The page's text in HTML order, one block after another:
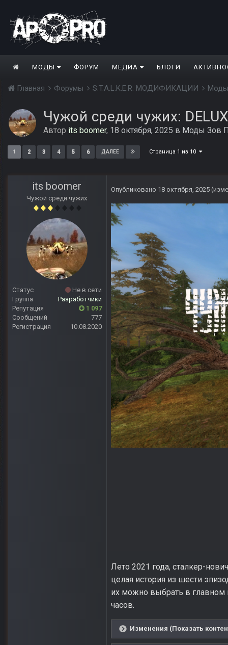
МОДЫ ФОРУМ МЕДИА БЛОГИ
Главная Форумы S.T.A.L.K.E.R. МОДИФИКАЦИИ
Чужой среди чужих:
Автор its boomer, 18 октября, 2025 в Моды Зов
1 2 3 4 5 6 ДАЛЕЕ Страница 1 из 10
its boomer
Чужой среди чужих
Статус
Не в сети
Группа
Разработчики
Репутация
1 097
Сообщений
777
Регистрация
10.08.2020
Опубликовано 18 октября, 2025
Лето 2021 года, сталкер-
целая история из шести
их можно выбрать в
часов.
Изменения (Показать